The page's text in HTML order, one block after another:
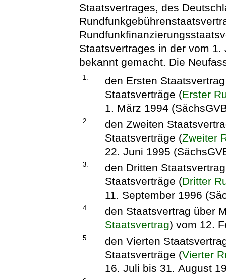
Staatsvertrages, des
Staatsvertrages in der vom
bekannt gemacht. Die
1.
den Ersten
Staatsverträge (Erster
1. März 1994
2.
den Zweiten
Staatsverträge (Zweiter
22. Juni 1995
3.
den Dritten
Staatsverträge (Dritter
11. September 1996
4.
den Staatsvertrag über
Staatsvertrag) vom 12.
5.
den Vierten
Staatsverträge (Vierter
16. Juli bis 31. August